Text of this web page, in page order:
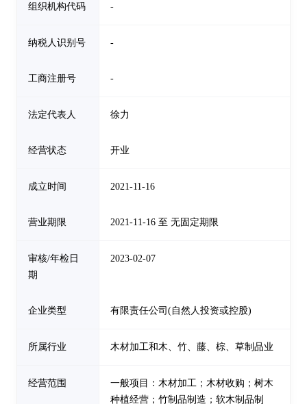
组织机构代码 -
纳税人识别号 -
工商注册号 -
法定代表人 徐力
经营状态 开业
成立时间 2021-11-16
营业期限 2021-11-16 至 无固定期限
审核/年检日
期
2023-02-07
企业类型 有限责任公司(自然人投资或控股)
所属行业 木材加工和木、竹、藤、棕、草制品业
经营范围
一般项目：木材加工；木材收购；树木
种植经营；竹制品制造；软木制品制